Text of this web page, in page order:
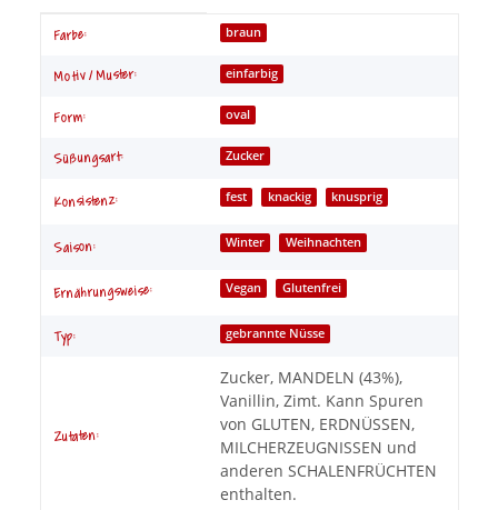
Produkteigenschaft
Wert
Farbe: braun
Motiv / Muster: einfarbig
Form: oval
Süßungsart: Zucker
Konsistenz: fest knackig knusprig
Saison: Winter Weihnachten
Ernährungsweise: Vegan Glutenfrei
Typ: gebrannte Nüsse
Zutaten:
Zucker, MANDELN (43%),
Vanillin, Zimt. Kann Spuren
von GLUTEN, ERDNÜSSEN,
MILCHERZEUGNISSEN und
anderen SCHALENFRÜCHTEN
enthalten.